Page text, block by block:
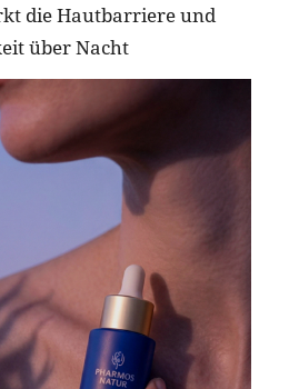
die Hautbarriere und
über Nacht